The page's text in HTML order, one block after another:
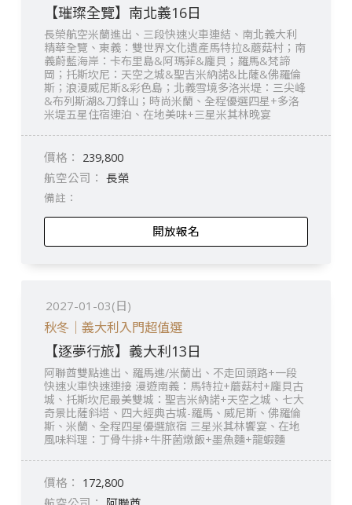
【璀璨全覽】南北義16日
長榮航空米蘭進出、三段快速火車連結、南北義大利
精華全覽、東義：雙世界文化遺產馬特拉&蘑菇村；南
義蔚藍海岸：卡布里島&阿瑪菲&龐貝；羅馬&梵諦
岡；托斯坎尼：天空之城&聖吉米納諾&比薩&佛羅倫
斯；浪漫威尼斯&彩色島；北義雪境多洛米堤：三尖峰
&布列斯湖&刀鋒山；時尚米蘭、全程優選四星+多洛
米堤五星住宿連泊、在地美味+三星米其林晚宴
239,800
長榮
開放報名
2027-01-03(日)
秋冬｜義大利入門超值選
【逐夢行旅】義大利13日
阿聯酋雙點進出、羅馬進/米蘭出、不走回頭路+一段
快速火車快速連接 漫遊南義：馬特拉+蘑菇村+龐貝古
城、托斯坎尼最美雙城：聖吉米納諾+天空之城、七大
奇景比薩斜塔、四大經典古城-羅馬、威尼斯、佛羅倫
斯、米蘭、全程四星優選旅宿 三星米其林饗宴、在地
風味料理：丁骨牛排+牛肝菌燉飯+墨魚麵+龍蝦麵
172,800